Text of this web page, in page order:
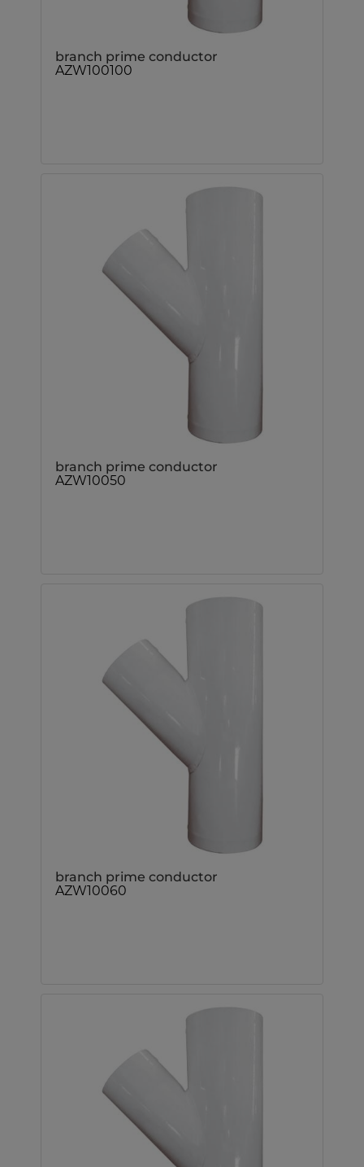
branch prime conductor
AZW100100
branch prime conductor
AZW10050
branch prime conductor
AZW10060